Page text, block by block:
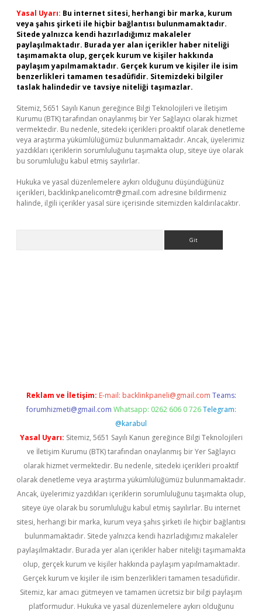
Yasal Uyarı: Bu internet sitesi, herhangi bir marka, kurum
veya şahıs şirketi ile hiçbir bağlantısı bulunmamaktadır.
Sitede yalnızca kendi hazırladığımız makaleler
paylaşılmaktadır. Burada yer alan içerikler haber niteliği
taşımamakta olup, gerçek kurum ve kişiler hakkında
paylaşım yapılmamaktadır. Gerçek kurum ve kişiler ile isim
benzerlikleri tamamen tesadüfidir. Sitemizdeki bilgiler
taslak halindedir ve tavsiye niteliği taşımazlar.
Sitemiz, 5651 Sayılı Kanun gereğince Bilgi Teknolojileri ve İletişim
Kurumu (BTK) tarafından onaylanmış bir Yer Sağlayıcı olarak hizmet
vermektedir. Bu nedenle, sitedeki içerikleri proaktif olarak denetleme
veya araştırma yükümlülüğümüz bulunmamaktadır. Ancak, üyelerimiz
yazdıkları içeriklerin sorumluluğunu taşımakta olup, siteye üye olarak
bu sorumluluğu kabul etmiş sayılırlar.
Hukuka ve yasal düzenlemelere aykırı olduğunu düşündüğünüz
içerikleri, backlinkpanelicomtr@gmail.com adresine bildirmeniz
halinde, ilgili içerikler yasal süre içerisinde sitemizden kaldırılacaktır.
Reklam ve İletişim: E-mail: backlinkpaneli@gmail.com Teams:
forumhizmeti@gmail.com Whatsapp: 0262 606 0 726 Telegram:
@karabul
Yasal Uyarı: Sitemiz, 5651 Sayılı Kanun gereğince Bilgi Teknolojileri
ve İletişim Kurumu (BTK) tarafından onaylanmış bir Yer Sağlayıcı
olarak hizmet vermektedir. Bu nedenle, sitedeki içerikleri proaktif
olarak denetleme veya araştırma yükümlülüğümüz bulunmamaktadır.
Ancak, üyelerimiz yazdıkları içeriklerin sorumluluğunu taşımakta olup,
siteye üye olarak bu sorumluluğu kabul etmiş sayılırlar. Bu internet
sitesi, herhangi bir marka, kurum veya şahıs şirketi ile hiçbir bağlantısı
bulunmamaktadır. Sitede yalnızca kendi hazırladığımız makaleler
paylaşılmaktadır. Burada yer alan içerikler haber niteliği taşımamakta
olup, gerçek kurum ve kişiler hakkında paylaşım yapılmamaktadır.
Gerçek kurum ve kişiler ile isim benzerlikleri tamamen tesadüfidir.
Sitemiz, kar amacı gütmeyen ve tamamen ücretsiz bir bilgi paylaşım
platformudur. Hukuka ve yasal düzenlemelere aykırı olduğunu